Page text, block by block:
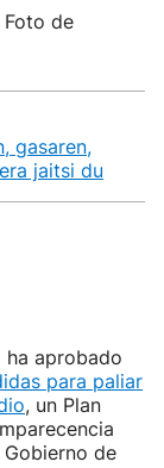
Foto de
gasaren,
jaitsi du
aprobado
para paliar
, un Plan
de